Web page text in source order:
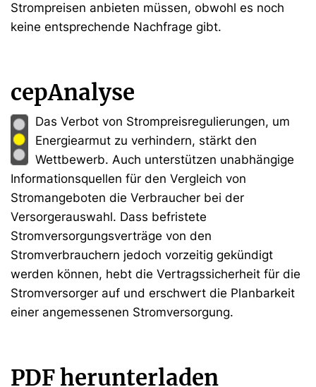
Strompreisen anbieten müssen, obwohl es noch
keine entsprechende Nachfrage gibt.
cepAnalyse
Das Verbot von Strompreisregulierungen, um
Energiearmut zu verhindern, stärkt den
Wettbewerb. Auch unterstützen unabhängige
Informationsquellen für den Vergleich von
Stromangeboten die Verbraucher bei der
Versorgerauswahl. Dass befristete
Stromversorgungsverträge von den
Stromverbrauchern jedoch vorzeitig gekündigt
werden können, hebt die Vertragssicherheit für die
Stromversorger auf und erschwert die Planbarkeit
einer angemessenen Stromversorgung.
PDF herunterladen